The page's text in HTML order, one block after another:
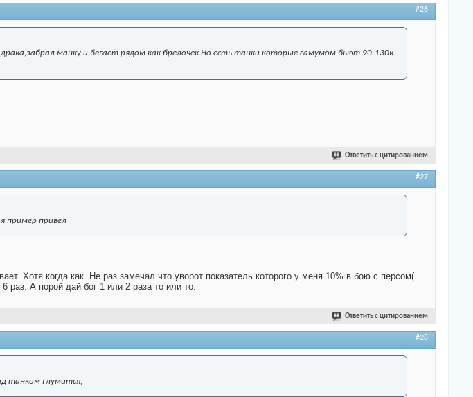
#26
манку и бегает рядом как брелочек.Но есть танки которые самумом бьют 90-130к.
Ответить с цитированием
#27
пример привел
Хотя когда как. Не раз замечал что уворот показатель которого у меня 10% в бою с персом(
раз. А порой дай бог 1 или 2 раза то или то.
Ответить с цитированием
#28
танком глумится,